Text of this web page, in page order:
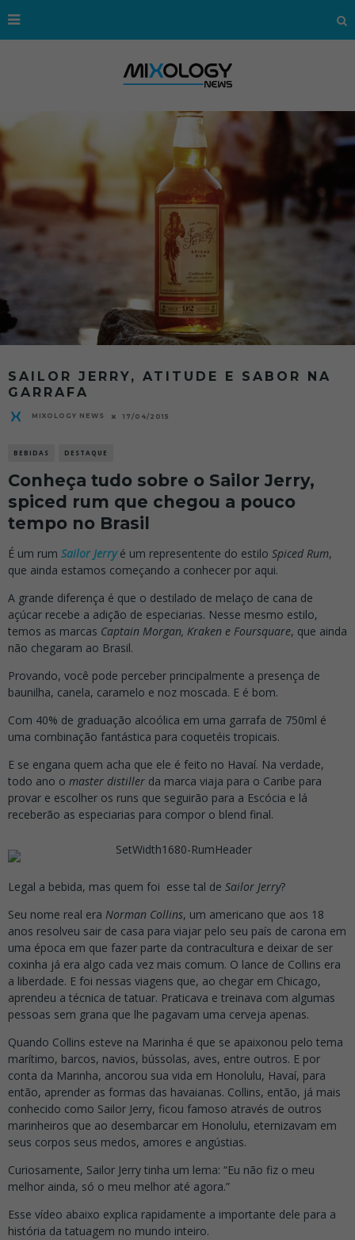
SAILOR JERRY, ATITUDE E SABOR NA
GARRAFA
MIXOLOGY NEWS 17/04/2015
BEBIDAS DESTAQUE
Conheça tudo sobre o Sailor Jerry,
spiced rum que chegou a pouco
tempo no Brasil
É um rum Sailor Jerry é um representente do estilo Spiced Rum,
que ainda estamos começando a conhecer por aqui.
A grande diferença é que o destilado de melaço de cana de
açúcar recebe a adição de especiarias. Nesse mesmo estilo,
temos as marcas Captain Morgan, Kraken e Foursquare, que ainda
não chegaram ao Brasil.
Provando, você pode perceber principalmente a presença de
baunilha, canela, caramelo e noz moscada. E é bom.
Com 40% de graduação alcoólica em uma garrafa de 750ml é
uma combinação fantástica para coquetéis tropicais.
E se engana quem acha que ele é feito no Havaí. Na verdade,
todo ano o master distiller da marca viaja para o Caribe para
provar e escolher os runs que seguirão para a Escócia e lá
receberão as especiarias para compor o blend final.
Legal a bebida, mas quem foi esse tal de Sailor Jerry?
Seu nome real era Norman Collins, um americano que aos 18
anos resolveu sair de casa para viajar pelo seu país de carona em
uma época em que fazer parte da contracultura e deixar de ser
coxinha já era algo cada vez mais comum. O lance de Collins era
a liberdade. E foi nessas viagens que, ao chegar em Chicago,
aprendeu a técnica de tatuar. Praticava e treinava com algumas
pessoas sem grana que lhe pagavam uma cerveja apenas.
Quando Collins esteve na Marinha é que se apaixonou pelo tema
marítimo, barcos, navios, bússolas, aves, entre outros. E por
conta da Marinha, ancorou sua vida em Honolulu, Havaí, para
então, aprender as formas das havaianas. Collins, então, já mais
conhecido como Sailor Jerry, ficou famoso através de outros
marinheiros que ao desembarcar em Honolulu, eternizavam em
seus corpos seus medos, amores e angústias.
Curiosamente, Sailor Jerry tinha um lema: “Eu não fiz o meu
melhor ainda, só o meu melhor até agora.”
Esse vídeo abaixo explica rapidamente a importante dele para a
história da tatuagem no mundo inteiro.